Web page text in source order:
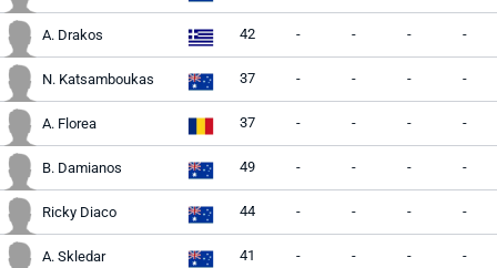
A. Drakos 42 - - - -
N. Katsamboukas 37 - - - -
A. Florea 37 - - - -
B. Damianos 49 - - - -
Ricky Diaco 44 - - - -
A. Skledar 41 - - - -